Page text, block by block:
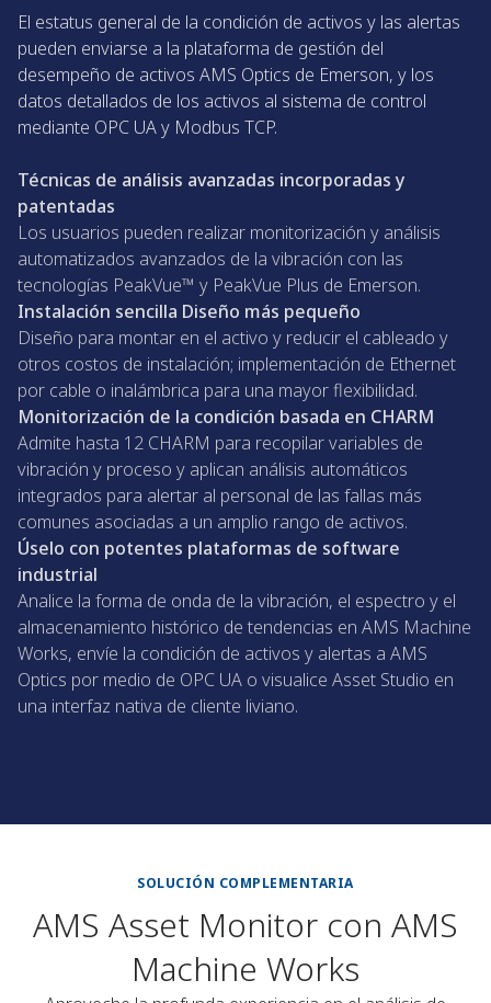
El estatus general de la condición de activos y las alertas
pueden enviarse a la plataforma de gestión del
desempeño de activos AMS Optics de Emerson, y los
datos detallados de los activos al sistema de control
mediante OPC UA y Modbus TCP.
Técnicas de análisis avanzadas incorporadas y
patentadas
Los usuarios pueden realizar monitorización y análisis
automatizados avanzados de la vibración con las
tecnologías PeakVue™ y PeakVue Plus de Emerson.
Instalación sencilla Diseño más pequeño
Diseño para montar en el activo y reducir el cableado y
otros costos de instalación; implementación de Ethernet
por cable o inalámbrica para una mayor flexibilidad.
Monitorización de la condición basada en CHARM
Admite hasta 12 CHARM para recopilar variables de
vibración y proceso y aplican análisis automáticos
integrados para alertar al personal de las fallas más
comunes asociadas a un amplio rango de activos.
Úselo con potentes plataformas de software
industrial
Analice la forma de onda de la vibración, el espectro y el
almacenamiento histórico de tendencias en AMS Machine
Works, envíe la condición de activos y alertas a AMS
Optics por medio de OPC UA o visualice Asset Studio en
una interfaz nativa de cliente liviano.
SOLUCIÓN COMPLEMENTARIA
AMS Asset Monitor con AMS
Machine Works